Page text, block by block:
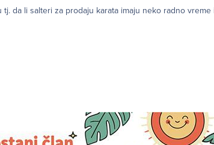
da li salteri za prodaju karata imaju neko radno vreme